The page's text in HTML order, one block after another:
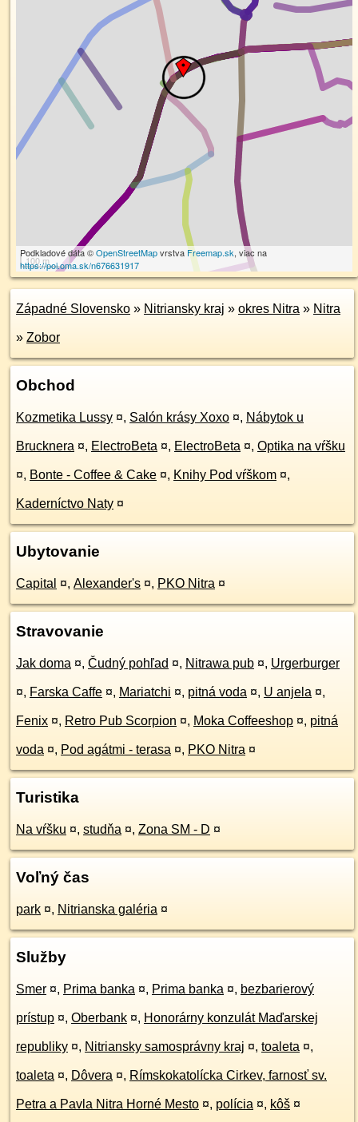
100 m
Podkladové dáta ©OpenStreetMapvrstva Freemap.sk, viac na
https://poi.oma.sk/n676631917
Západné Slovensko » Nitriansky kraj » okres Nitra » Nitra
» Zobor
Obchod
Kozmetika Lussy ¤, Salón krásy Xoxo ¤, Nábytok u
Brucknera ¤, ElectroBeta ¤, ElectroBeta ¤, Optika na vŕšku
¤, Bonte - Coffee & Cake ¤, Knihy Pod vŕškom ¤,
Kaderníctvo Naty ¤
Ubytovanie
Capital ¤, Alexander's ¤, PKO Nitra ¤
Stravovanie
Jak doma ¤, Čudný pohľad ¤, Nitrawa pub ¤, Urgerburger
¤, Farska Caffe ¤, Mariatchi ¤, pitná voda ¤, U anjela ¤,
Fenix ¤, Retro Pub Scorpion ¤, Moka Coffeeshop ¤, pitná
voda ¤, Pod agátmi - terasa ¤, PKO Nitra ¤
Turistika
Na vŕšku ¤, studňa ¤, Zona SM - D ¤
Voľný čas
park ¤, Nitrianska galéria ¤
Služby
Smer ¤, Prima banka ¤, Prima banka ¤, bezbarierový
prístup ¤, Oberbank ¤, Honorárny konzulát Maďarskej
republiky ¤, Nitriansky samosprávny kraj ¤, toaleta ¤,
toaleta ¤, Dôvera ¤, Rímskokatolícka Cirkev, farnosť sv.
Petra a Pavla Nitra Horné Mesto ¤, polícia ¤, kôš ¤